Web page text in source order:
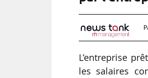
L’entreprise
les salaires